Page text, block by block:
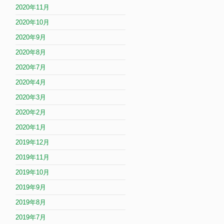
2020年11月
2020年10月
2020年9月
2020年8月
2020年7月
2020年4月
2020年3月
2020年2月
2020年1月
2019年12月
2019年11月
2019年10月
2019年9月
2019年8月
2019年7月